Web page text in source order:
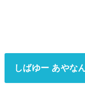
しばゆー あやな